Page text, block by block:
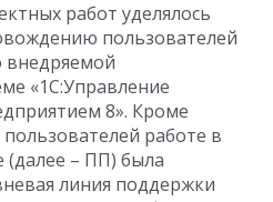
работ уделялось
пользователей
внедряемой
«1С:Управление
8». Кроме
работе в
– ПП) была
линия поддержки